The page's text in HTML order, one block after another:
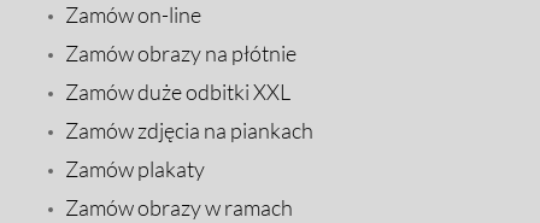
Zamów on-line
Zamów obrazy na płótnie
Zamów duże odbitki XXL
Zamów zdjęcia na piankach
Zamów plakaty
Zamów obrazy w ramach